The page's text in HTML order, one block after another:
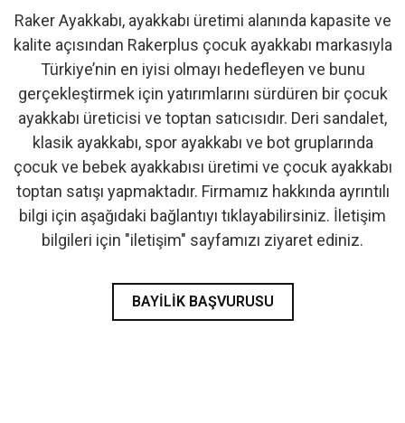
- İlk Adım & Bebek Ayakkabı
- Babetler
Raker Ayakkabı, ayakkabı üretimi alanında kapasite ve
kalite açısından Rakerplus çocuk ayakkabı markasıyla
Türkiye’nin en iyisi olmayı hedefleyen ve bunu
gerçekleştirmek için yatırımlarını sürdüren bir çocuk
ayakkabı üreticisi ve toptan satıcısıdır. Deri sandalet,
klasik ayakkabı, spor ayakkabı ve bot gruplarında
çocuk ve bebek ayakkabısı üretimi ve çocuk ayakkabı
toptan satışı yapmaktadır. Firmamız hakkında ayrıntılı
bilgi için aşağıdaki bağlantıyı tıklayabilirsiniz. İletişim
bilgileri için "iletişim" sayfamızı ziyaret ediniz.
BAYILIK BAŞVURUSU